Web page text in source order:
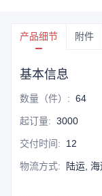
产品细节 附件
基本信息
数量（件） : 64
起订量: 3000
交付时间: 12
物流方式: 陆运, 海